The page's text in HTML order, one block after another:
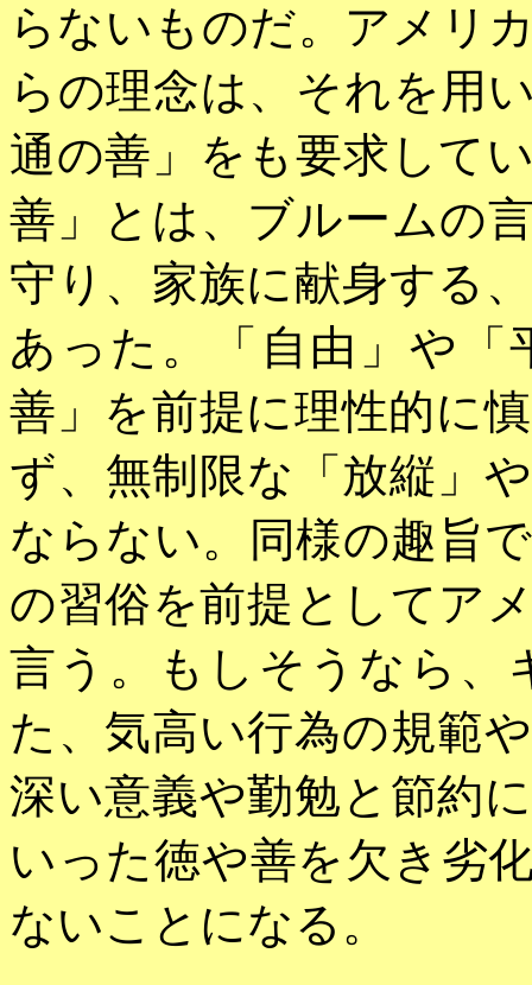
らないものだ。アメリ
らの理念は、それを用
通の善」をも要求して
善」とは、ブルームの
守り、家族に献身する
あった。「自由」や「
善」を前提に理性的に
ず、無制限な「放縦」
ならない。同様の趣旨
の習俗を前提としてア
言う。もしそうなら、
た、気高い行為の規範
深い意義や勤勉と節約
いった徳や善を欠き劣
ないことになる。